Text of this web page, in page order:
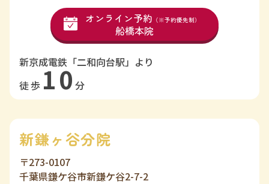
オンライン予約 （※予約優先制）
船橋本院
新京成電鉄「二和向台駅」より
徒歩 10 分
新鎌ヶ谷分院
〒273-0107
千葉県鎌ケ谷市新鎌ケ谷2-7-2